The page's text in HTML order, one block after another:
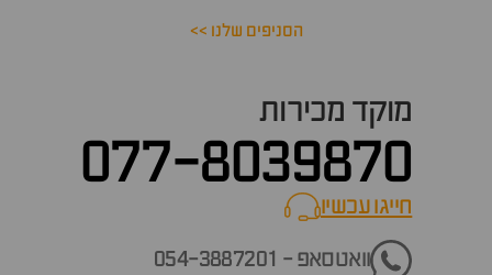
הסניפים שלנו >>
מוקד מכירות
077-8039870
חייגו עכשיוcall now
וואטסאפ - 054-3887201